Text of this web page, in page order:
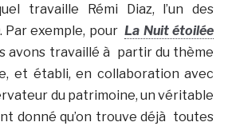
travaille Rémi Diaz, l’un des
Par exemple, pourLa Nuit étoilée
avons travaillé à partir du thème
et établi, en collaboration avec
du patrimoine, un véritable
donné qu’on trouve déjà toutes